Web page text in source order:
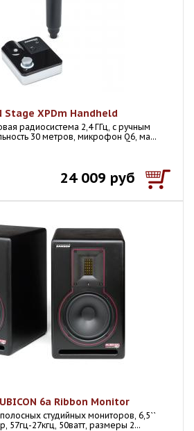
Stage XPDm Handheld
радиосистема 2,4 ГГц, с ручным
30 метров, микрофон Q6, ма...
24 009 руб
6a Ribbon Monitor
студийных мониторов, 6,5``
57гц-27кгц, 50ватт, размеры 2...